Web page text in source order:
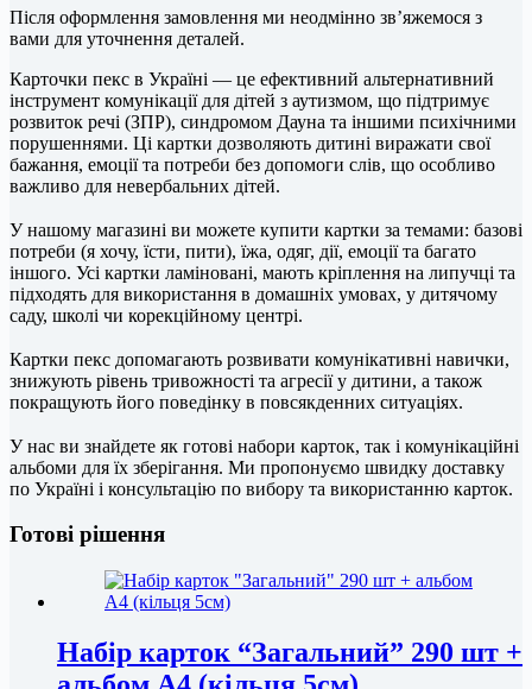
Після оформлення замовлення ми неодмінно зв’яжемося з
вами для уточнення деталей.
Карточки пекс в Україні — це ефективний альтернативний
інструмент комунікації для дітей з аутизмом, що підтримує
розвиток речі (ЗПР), синдромом Дауна та іншими психічними
порушеннями. Ці картки дозволяють дитині виражати свої
бажання, емоції та потреби без допомоги слів, що особливо
важливо для невербальних дітей.
У нашому магазині ви можете купити картки за темами: базові
потреби (я хочу, їсти, пити), їжа, одяг, дії, емоції та багато
іншого. Усі картки ламіновані, мають кріплення на липучці та
підходять для використання в домашніх умовах, у дитячому
саду, школі чи корекційному центрі.
Картки пекс допомагають розвивати комунікативні навички,
знижують рівень тривожності та агресії у дитини, а також
покращують його поведінку в повсякденних ситуаціях.
У нас ви знайдете як готові набори карток, так і комунікаційні
альбоми для їх зберігання. Ми пропонуємо швидку доставку
по Україні і консультацію по вибору та використанню карток.
Готові рішення
Набір карток “Загальний” 290 шт +